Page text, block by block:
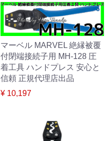
マーベル MARVEL 絶縁被覆
付閉端接続子用 MH-128 圧
着工具 ハンドプレス 安心と
信頼 正規代理店出品
¥ 10,197